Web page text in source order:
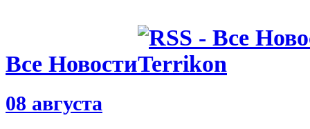
Все Новости
08 августа